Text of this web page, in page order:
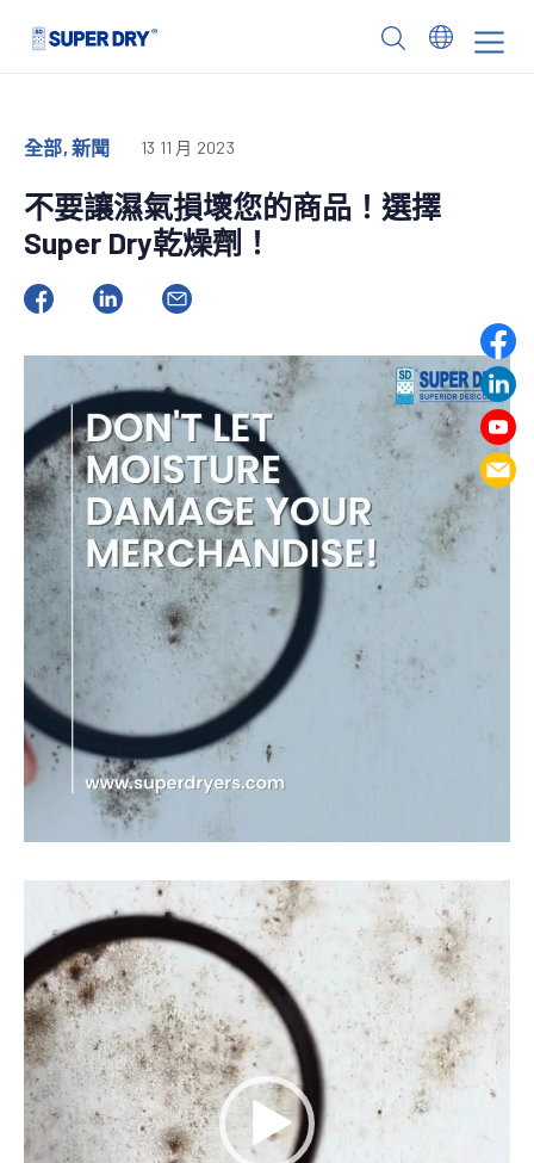
全部, 新聞 13 11 月 2023
不要讓濕氣損壞您的商品！選擇
Super Dry乾燥劑！
播
放
器